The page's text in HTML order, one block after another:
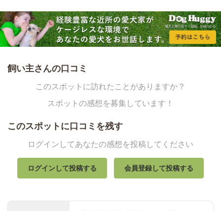
飼い主さんの口コミ
このスポットに訪れたことがありますか？
スポットの感想を募集しています！
このスポットに口コミを残す
ログインしてあなたの感想を投稿してください
ログインして投稿する 会員登録して投稿する